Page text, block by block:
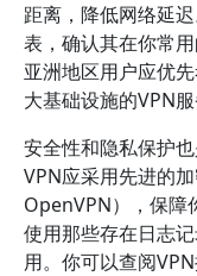
距离，降低网络延
表，确认其在你常
亚洲地区用户应优
大基础设施的VPN
安全性和隐私保护
VPN应采用先进的
OpenVPN），保障
使用那些存在日志
用。你可以查阅